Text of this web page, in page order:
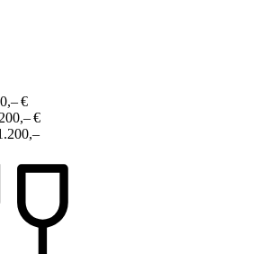
€
€